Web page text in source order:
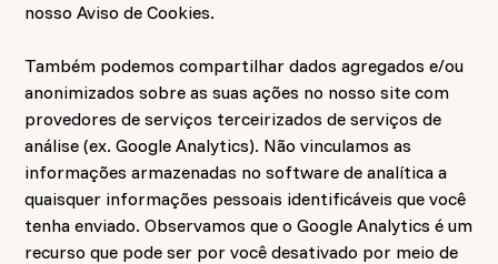
nossoAviso de Cookies.
Também podemos compartilhar dados agregados e/ou
anonimizados sobre as suas ações no nosso site com
provedores de serviços terceirizados de serviços de
análise (ex. Google Analytics). Não vinculamos as
informações armazenadas no software de analítica a
quaisquer informações pessoais identificáveis que você
tenha enviado. Observamos que o Google Analytics é um
recurso que pode ser por você desativado por meio de